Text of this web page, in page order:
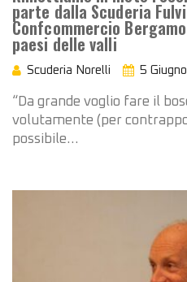
parte dalla Scuderia
Confcommercio
paesi delle valli
Scuderia Norelli 5
“Da grande voglio fare il
volutamente (per
possibile…